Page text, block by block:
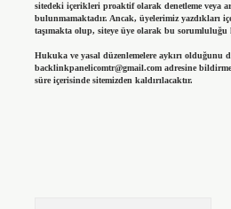
sitedeki içerikleri proaktif olarak denetleme veya
bulunmamaktadır. Ancak, üyelerimiz yazdıkları
taşımakta olup, siteye üye olarak bu sorumluluğu
Hukuka ve yasal düzenlemelere aykırı olduğunu
backlinkpanelicomtr@gmail.comadresine
süre içerisinde sitemizden kaldırılacaktır.